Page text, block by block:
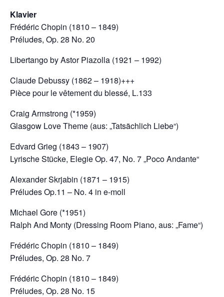
Klavier
Frédéric Chopin (1810 – 1849)
Préludes, Op. 28 No. 20
Libertango by Astor Piazolla (1921 – 1992)
Claude Debussy (1862 – 1918)+++
Pièce pour le vêtement du blessé, L.133
Craig Armstrong (*1959)
Glasgow Love Theme (aus: „Tatsächlich Liebe“)
Edvard Grieg (1843 – 1907)
Lyrische Stücke, Elegie Op. 47, No. 7 „Poco Andante“
Alexander Skrjabin (1871 – 1915)
Préludes Op.11 – No. 4 in e-moll
Michael Gore (*1951)
Ralph And Monty (Dressing Room Piano, aus: „Fame“)
Frédéric Chopin (1810 – 1849)
Préludes, Op. 28 No. 7
Frédéric Chopin (1810 – 1849)
Préludes, Op. 28 No. 15